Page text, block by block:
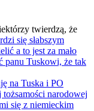
twierdzą, że
się słabszym
a to jest za mało
panu Tuskowi, że tak
na Tuska i PO
tożsamości narodowej
się z niemieckim